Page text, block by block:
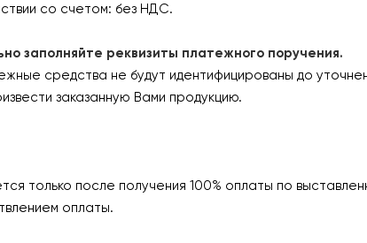
со счетом: без НДС.
реквизиты платежного поручения.
средства не будут идентифицированы до
заказанную Вами продукцию.
только после получения 100% оплаты по
оплаты.